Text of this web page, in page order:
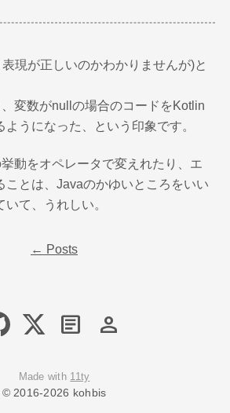
現が正しいのかわかりませんが)と
変数がnullの場合のコードをKotlin
うになった、という印象です。
動をオペレータで変えれたり、エ
ことは、Javaのかゆいところをいい
て、うれしい。
← Posts
article person
Made with 11ty
© 2016-2026 kohbis